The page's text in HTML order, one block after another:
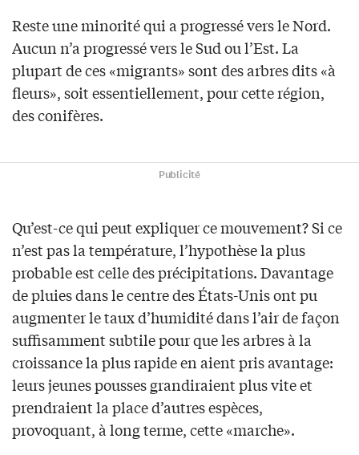
Reste une minorité qui a progressé vers le Nord.
Aucun n’a progressé vers le Sud ou l’Est. La
plupart de ces «migrants» sont des arbres dits «à
fleurs», soit essentiellement, pour cette région,
des conifères.
Publicité
Qu’est-ce qui peut expliquer ce mouvement? Si ce
n’est pas la température, l’hypothèse la plus
probable est celle des précipitations. Davantage
de pluies dans le centre des États-Unis ont pu
augmenter le taux d’humidité dans l’air de façon
suffisamment subtile pour que les arbres à la
croissance la plus rapide en aient pris avantage:
leurs jeunes pousses grandiraient plus vite et
prendraient la place d’autres espèces,
provoquant, à long terme, cette «marche».